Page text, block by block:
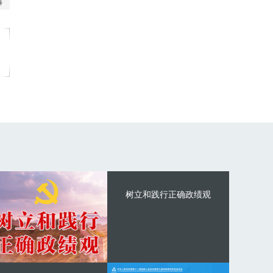
树立和践行正确政绩观